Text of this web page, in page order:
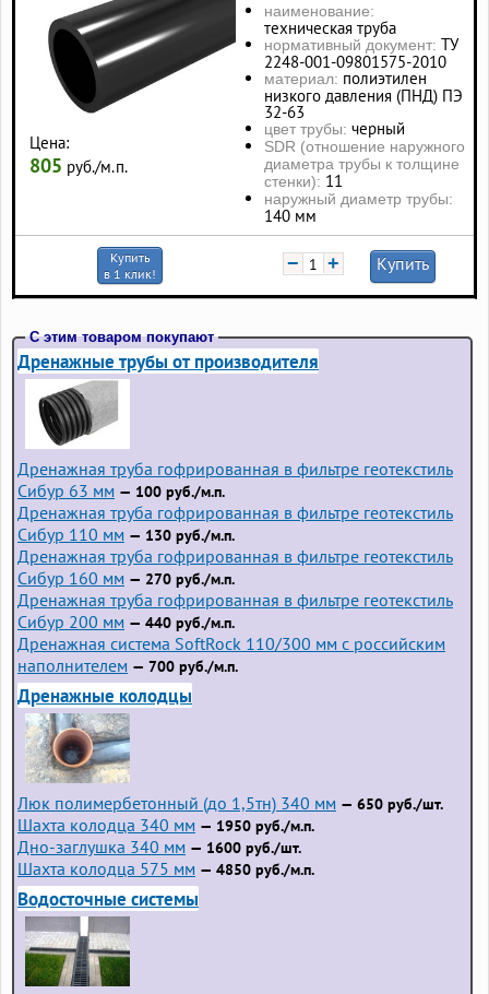
Цена:
805 руб./м.п.
наименование:
техническая труба
нормативный документ: ТУ
2248-001-09801575-2010
материал: полиэтилен
низкого давления (ПНД) ПЭ
32-63
цвет трубы: черный
SDR (отношение наружного
диаметра трубы к толщине
стенки): 11
наружный диаметр трубы:
140 мм
Купить
в 1 клик!
− + Купить
С этим товаром покупают
Дренажные трубы от производителя
Дренажная труба гофрированная в фильтре геотекстиль
Сибур 63 мм — 100 руб./м.п.
Дренажная труба гофрированная в фильтре геотекстиль
Сибур 110 мм — 130 руб./м.п.
Дренажная труба гофрированная в фильтре геотекстиль
Сибур 160 мм — 270 руб./м.п.
Дренажная труба гофрированная в фильтре геотекстиль
Сибур 200 мм — 440 руб./м.п.
Дренажная система SoftRock 110/300 мм с российским
наполнителем — 700 руб./м.п.
Дренажные колодцы
Люк полимербетонный (до 1,5тн) 340 мм — 650 руб./шт.
Шахта колодца 340 мм — 1950 руб./м.п.
Дно-заглушка 340 мм — 1600 руб./шт.
Шахта колодца 575 мм — 4850 руб./м.п.
Водосточные системы